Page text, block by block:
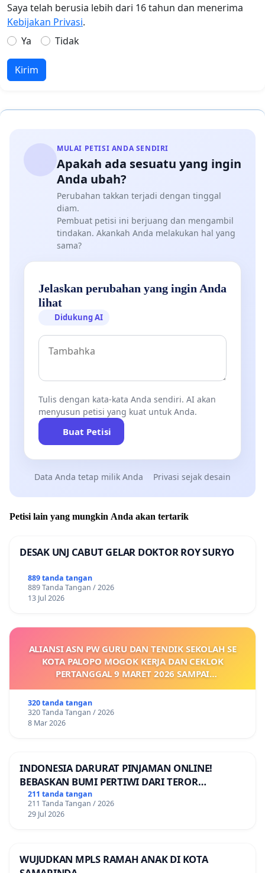
Saya telah berusia lebih dari 16 tahun dan menerima
Kebijakan Privasi.
Ya
Tidak
Kirim
MULAI PETISI ANDA SENDIRI
Apakah ada sesuatu yang ingin
Anda ubah?
Perubahan takkan terjadi dengan tinggal
diam.
Pembuat petisi ini berjuang dan mengambil
tindakan. Akankah Anda melakukan hal yang
sama?
Jelaskan perubahan yang ingin Anda
lihat
Didukung AI
Tulis dengan kata-kata Anda sendiri. AI akan
menyusun petisi yang kuat untuk Anda.
Buat Petisi
Data Anda tetap milik Anda Privasi sejak desain
Petisi lain yang mungkin Anda akan tertarik
DESAK UNJ CABUT GELAR DOKTOR ROY SURYO
889 tanda tangan
889 Tanda Tangan / 2026
13 Jul 2026
ALIANSI ASN PW GURU DAN TENDIK SEKOLAH SE
KOTA PALOPO MOGOK KERJA DAN CEKLOK
PERTANGGAL 9 MARET 2026 SAMPAI
KEJELASAN SUMBER GAJI POKOK
320 tanda tangan
320 Tanda Tangan / 2026
8 Mar 2026
INDONESIA DARURAT PINJAMAN ONLINE!
BEBASKAN BUMI PERTIWI DARI TEROR
PINJAMAN ONLINE! TUTUP PINJOL!
211 tanda tangan
211 Tanda Tangan / 2026
29 Jul 2026
WUJUDKAN MPLS RAMAH ANAK DI KOTA